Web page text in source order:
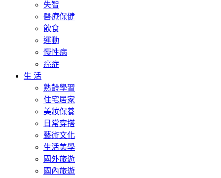
失智
醫療保健
飲食
運動
慢性病
癌症
生 活
熟齡學習
住宅居家
美妝保養
日常穿搭
藝術文化
生活美學
國外旅遊
國內旅遊